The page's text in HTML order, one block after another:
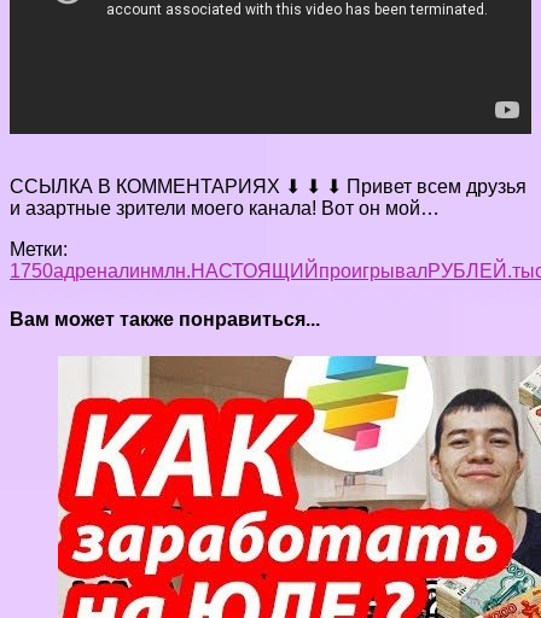
ССЫЛКА В КОММЕНТАРИЯХ ⬇ ⬇ ⬇ Привет всем друзья
и азартные зрители моего канала! Вот он мой…
Метки:
1750адреналинмлн.НАСТОЯЩИЙ проигрывалРУБЛЕЙ.
Вам может также понравиться...